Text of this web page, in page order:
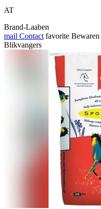
AT
Brand-Laaben
mail Contact favorite Bewaren
Blikvangers